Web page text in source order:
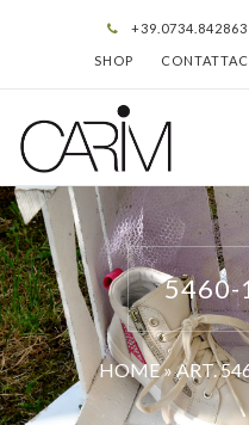
+39.0734.842863
SHOP
5460-
HOME»ART.